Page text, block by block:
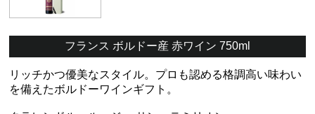
フランス ボルドー産 赤ワイン 750ml
リッチかつ優美なスタイル。プロも認める格調高い味わい
を備えたボルドーワインギフト。